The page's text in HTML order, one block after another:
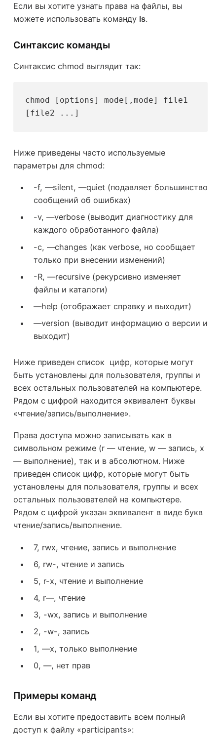
Если вы хотите узнать права на файлы, вы
можете использовать команду ls.
Синтаксис команды
Синтаксис chmod выглядит так:
chmod [options] mode[,mode] file1
[file2 ...]
Ниже приведены часто используемые
параметры для chmod:
-f, —silent, —quiet (подавляет большинство
сообщений об ошибках)
-v, —verbose (выводит диагностику для
каждого обработанного файла)
-c, —changes (как verbose, но сообщает
только при внесении изменений)
-R, —recursive (рекурсивно изменяет
файлы и каталоги)
—help (отображает справку и выходит)
—version (выводит информацию о версии и
выходит)
Ниже приведен список цифр, которые могут
быть установлены для пользователя, группы и
всех остальных пользователей на компьютере.
Рядом с цифрой находится эквивалент буквы
«чтение/запись/выполнение».
Права доступа можно записывать как в
символьном режиме (r — чтение, w — запись, x
— выполнение), так и в абсолютном. Ниже
приведен список цифр, которые могут быть
установлены для пользователя, группы и всех
остальных пользователей на компьютере.
Рядом с цифрой указан эквивалент в виде букв
чтение/запись/выполнение.
7, rwx, чтение, запись и выполнение
6, rw-, чтение и запись
5, r-x, чтение и выполнение
4, r—, чтение
3, -wx, запись и выполнение
2, -w-, запись
1, —x, только выполнение
0, —, нет прав
Примеры команд
Если вы хотите предоставить всем полный
доступ к файлу «participants»: